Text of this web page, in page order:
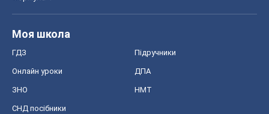
Моя школа
ГДЗ Підручники
Онлайн уроки ДПА
ЗНО НМТ
СНД посібники